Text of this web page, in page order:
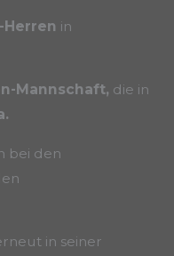
in
Mannschaft, die in
bei den
in seiner